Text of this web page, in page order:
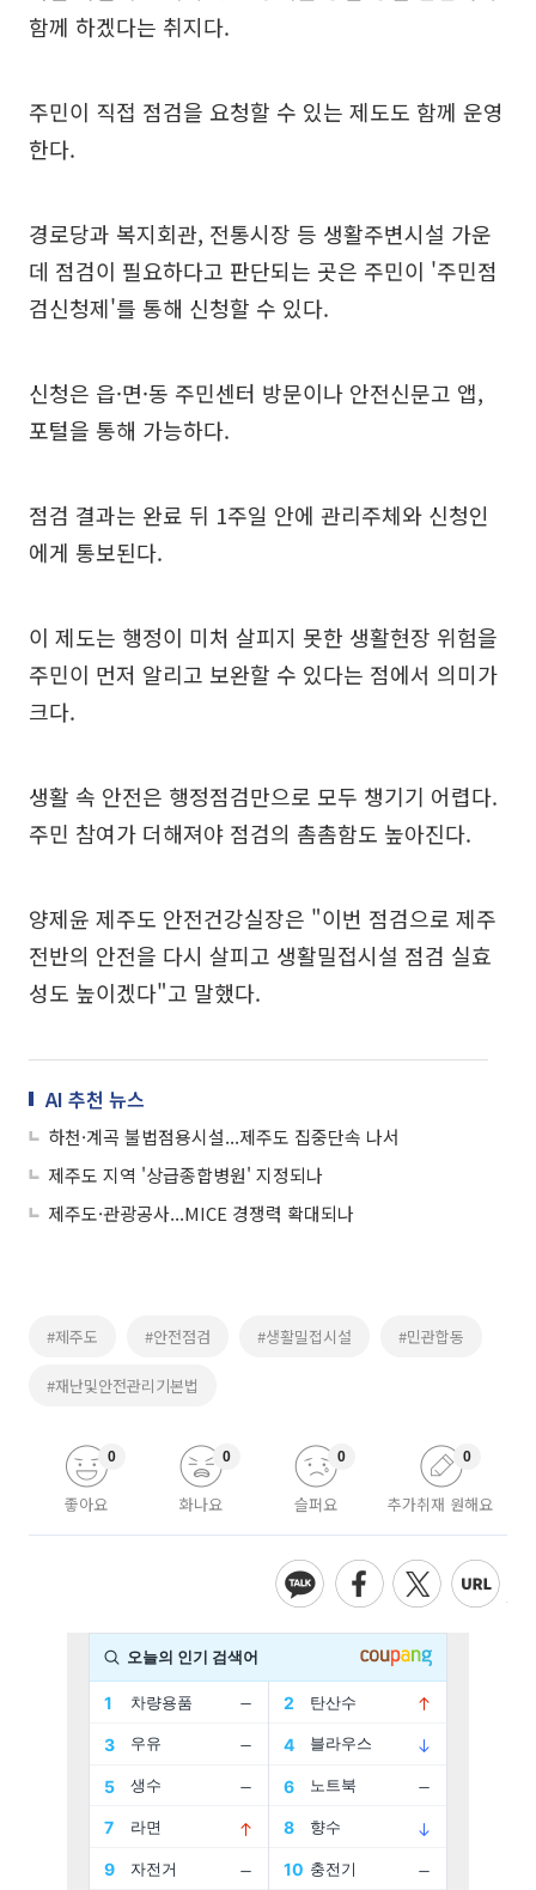
함께 하겠다는 취지다.
주민이 직접 점검을 요청할 수 있는 제도도 함께 운영
한다.
경로당과 복지회관, 전통시장 등 생활주변시설 가운
데 점검이 필요하다고 판단되는 곳은 주민이 '주민점
검신청제'를 통해 신청할 수 있다.
신청은 읍·면·동 주민센터 방문이나 안전신문고 앱,
포털을 통해 가능하다.
점검 결과는 완료 뒤 1주일 안에 관리주체와 신청인
에게 통보된다.
이 제도는 행정이 미처 살피지 못한 생활현장 위험을
주민이 먼저 알리고 보완할 수 있다는 점에서 의미가
크다.
생활 속 안전은 행정점검만으로 모두 챙기기 어렵다.
주민 참여가 더해져야 점검의 촘촘함도 높아진다.
양제윤 제주도 안전건강실장은 "이번 점검으로 제주
전반의 안전을 다시 살피고 생활밀접시설 점검 실효
성도 높이겠다"고 말했다.
AI 추천 뉴스
하천·계곡 불법점용시설...제주도 집중단속 나서
제주도 지역 '상급종합병원' 지정되나
제주도·관광공사...MICE 경쟁력 확대되나
#제주도 #안전점검 #생활밀접시설 #민관합동
#재난및안전관리기본법
좋아요
0
화나요
0
슬퍼요
0
추가취재 원해요
0